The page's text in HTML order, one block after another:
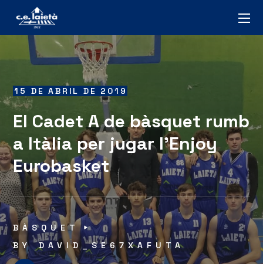
15 DE ABRIL DE 2019
El Cadet A de bàsquet rumb
a Itàlia per jugar l’Enjoy
Eurobasket
BÀSQUET
BYDAVID_SE67XAFUTA